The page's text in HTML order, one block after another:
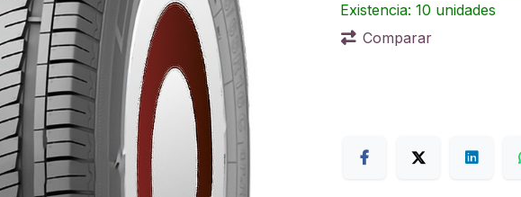
Existencia: 10 unidades
Comparar